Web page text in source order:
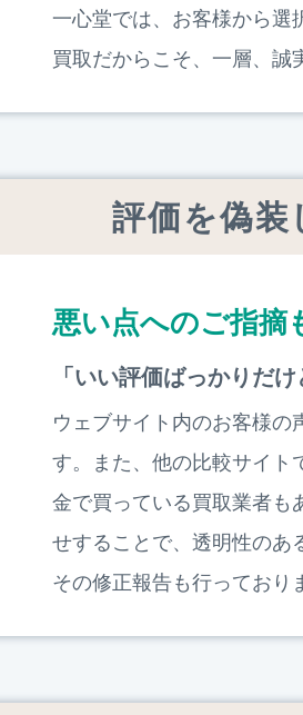
一心堂では、お客様から選
買取だからこそ、一層、誠
評価を偽装
悪い点へのご指摘
「いい評価ばっかりだ
ウェブサイト内のお客様の
す。また、他の比較サイト
金で買っている買取業者も
せすることで、透明性のあ
その修正報告も行っており